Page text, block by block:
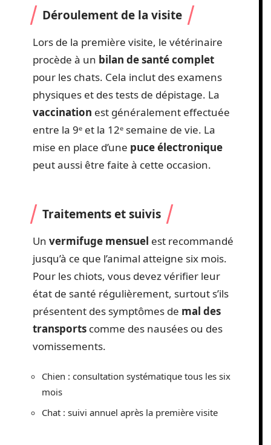
Déroulement de la visite
Lors de la première visite, le vétérinaire
procède à un bilan de santé complet
pour les chats. Cela inclut des examens
physiques et des tests de dépistage. La
vaccination est généralement effectuée
entre la 9ᵉ et la 12ᵉ semaine de vie. La
mise en place d’une puce électronique
peut aussi être faite à cette occasion.
Traitements et suivis
Un vermifuge mensuel est recommandé
jusqu’à ce que l’animal atteigne six mois.
Pour les chiots, vous devez vérifier leur
état de santé régulièrement, surtout s’ils
présentent des symptômes de mal des
transports comme des nausées ou des
vomissements.
Chien : consultation systématique tous les six
mois
Chat : suivi annuel après la première visite